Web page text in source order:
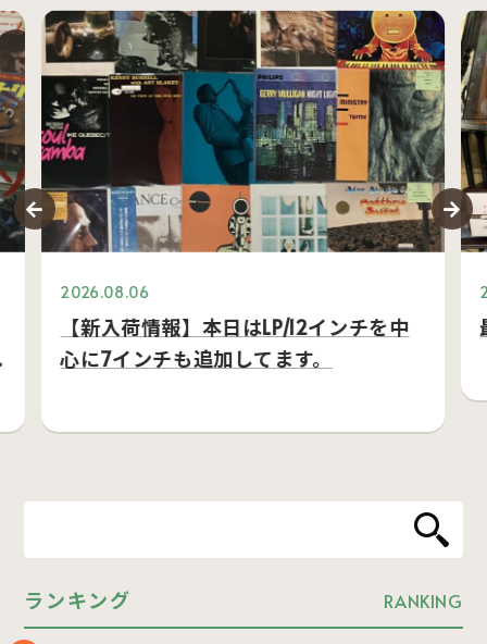
2026.08.06
【新入荷情報】本日はLP/12インチを中
心に7インチも追加してます。
ランキング RANKING